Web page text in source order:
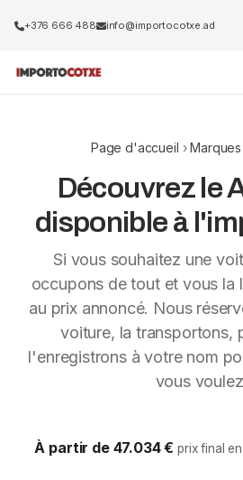
+376 666 488 info@importocotxe.ad
Page d'accueil ›Marques
Découvrez le
disponible à
Si vous souhaitez une
occupons de tout et vous la
au prix annoncé. Nous
voiture, la transportons,
l'enregistrons à votre nom
vous
À partir de 47.034 €prix final